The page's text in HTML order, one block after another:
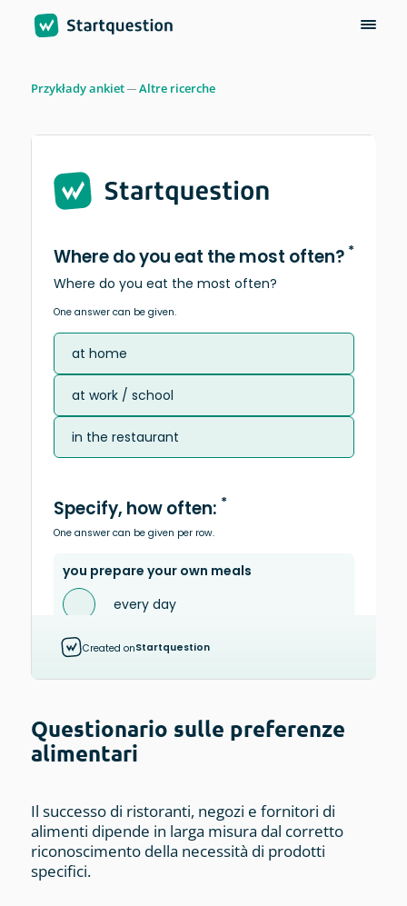
Przykłady ankiet Altre ricerche
Questionario sulle preferenze
alimentari
Il successo di ristoranti, negozi e fornitori di
alimenti dipende in larga misura dal corretto
riconoscimento della necessità di prodotti
specifici.